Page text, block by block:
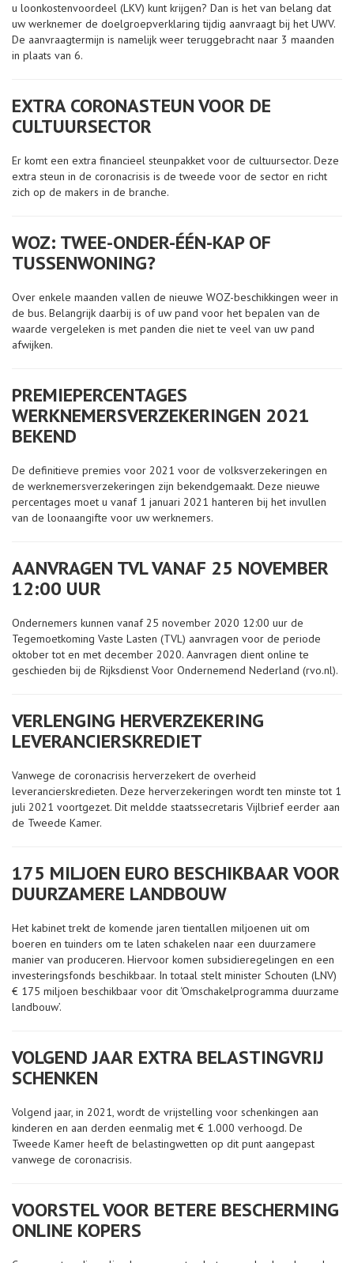
u loonkostenvoordeel (LKV) kunt krijgen? Dan is het van belang dat
uw werknemer de doelgroepverklaring tijdig aanvraagt bij het UWV.
De aanvraagtermijn is namelijk weer teruggebracht naar 3 maanden
in plaats van 6.
EXTRA CORONASTEUN VOOR DE
CULTUURSECTOR
Er komt een extra financieel steunpakket voor de cultuursector. Deze
extra steun in de coronacrisis is de tweede voor de sector en richt
zich op de makers in de branche.
WOZ: TWEE-ONDER-ÉÉN-KAP OF
TUSSENWONING?
Over enkele maanden vallen de nieuwe WOZ-beschikkingen weer in
de bus. Belangrijk daarbij is of uw pand voor het bepalen van de
waarde vergeleken is met panden die niet te veel van uw pand
afwijken.
PREMIEPERCENTAGES
WERKNEMERSVERZEKERINGEN 2021
BEKEND
De definitieve premies voor 2021 voor de volksverzekeringen en
de werknemersverzekeringen zijn bekendgemaakt. Deze nieuwe
percentages moet u vanaf 1 januari 2021 hanteren bij het invullen
van de loonaangifte voor uw werknemers.
AANVRAGEN TVL VANAF 25 NOVEMBER
12:00 UUR
Ondernemers kunnen vanaf 25 november 2020 12:00 uur de
Tegemoetkoming Vaste Lasten (TVL) aanvragen voor de periode
oktober tot en met december 2020. Aanvragen dient online te
geschieden bij de Rijksdienst Voor Ondernemend Nederland (rvo.nl).
VERLENGING HERVERZEKERING
LEVERANCIERSKREDIET
Vanwege de coronacrisis herverzekert de overheid
leverancierskredieten. Deze herverzekeringen wordt ten minste tot 1
juli 2021 voortgezet. Dit meldde staatssecretaris Vijlbrief eerder aan
de Tweede Kamer.
175 MILJOEN EURO BESCHIKBAAR VOOR
DUURZAMERE LANDBOUW
Het kabinet trekt de komende jaren tientallen miljoenen uit om
boeren en tuinders om te laten schakelen naar een duurzamere
manier van produceren. Hiervoor komen subsidieregelingen en een
investeringsfonds beschikbaar. In totaal stelt minister Schouten (LNV)
€ 175 miljoen beschikbaar voor dit ‘Omschakelprogramma duurzame
landbouw’.
VOLGEND JAAR EXTRA BELASTINGVRIJ
SCHENKEN
Volgend jaar, in 2021, wordt de vrijstelling voor schenkingen aan
kinderen en aan derden eenmalig met € 1.000 verhoogd. De
Tweede Kamer heeft de belastingwetten op dit punt aangepast
vanwege de coronacrisis.
VOORSTEL VOOR BETERE BESCHERMING
ONLINE KOPERS